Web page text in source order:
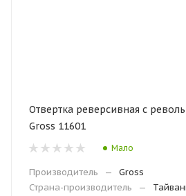
Отвертка реверсивная с
Gross 11601
Мало
Производитель —
Gross
Страна-производитель
—